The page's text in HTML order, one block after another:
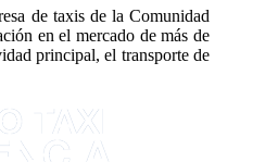
de taxis de la Comunidad
en el mercado de más de
principal, el transporte de